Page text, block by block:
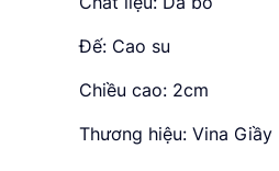
Đế: Cao su
Chiều cao: 2cm
Thương hiệu: Vina Giầy